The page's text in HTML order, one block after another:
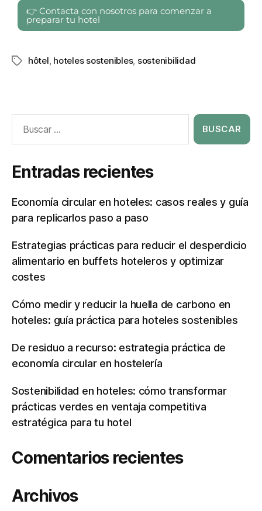
👉 Contacta con nosotros para comenzar a
preparar tu hotel
hôtel, hoteles sostenibles, sostenibilidad
Entradas recientes
Economía circular en hoteles: casos reales y guía
para replicarlos paso a paso
Estrategias prácticas para reducir el desperdicio
alimentario en buffets hoteleros y optimizar
costes
Cómo medir y reducir la huella de carbono en
hoteles: guía práctica para hoteles sostenibles
De residuo a recurso: estrategia práctica de
economía circular en hostelería
Sostenibilidad en hoteles: cómo transformar
prácticas verdes en ventaja competitiva
estratégica para tu hotel
Comentarios recientes
Archivos